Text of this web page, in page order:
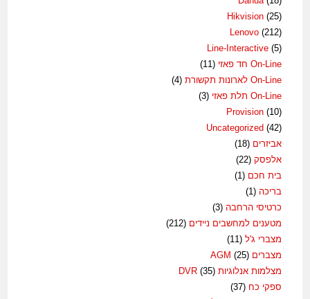
Hikvision (25)
Lenovo (212)
Line-Interactive (5)
On-Line חד פאזי
(11)
On-Line לארונות תקשורת
(4)
On-Line תלת פאזי
(3)
Provision (10)
Uncategorized (42)
אביזרים (18)
אלפסק (22)
בית חכם (1)
בריכה (1)
כרטיסי הרחבה (3)
מטענים למחשבים ניידים (212)
מצברי ג'ל (11)
מצברים AGM(25)
מצלמות אנלוגיות DVR(35)
ספקי כח (37)